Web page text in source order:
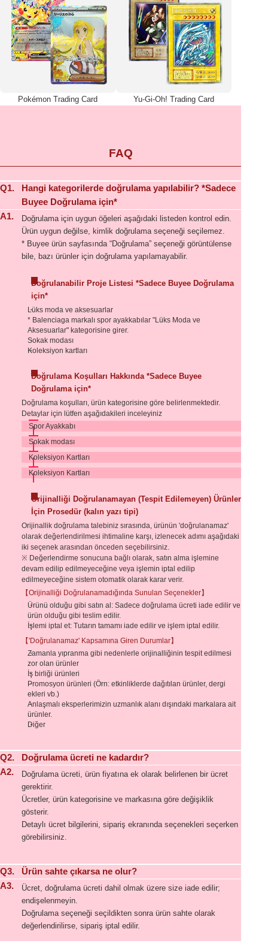
Pokémon Trading Card Yu-Gi-Oh! Trading Card
FAQ
Q1.
Hangi kategorilerde doğrulama yapılabilir? *Sadece
Buyee Doğrulama için*
A1.
Doğrulama için uygun öğeleri aşağıdaki listeden kontrol edin.
Ürün uygun değilse, kimlik doğrulama seçeneği seçilemez.
* Buyee ürün sayfasında “Doğrulama” seçeneği görüntülense
bile, bazı ürünler için doğrulama yapılamayabilir.
Doğrulanabilir Proje Listesi *Sadece Buyee Doğrulama
için*
Lüks moda ve aksesuarlar
* Balenciaga markalı spor ayakkabılar "Lüks Moda ve
Aksesuarlar" kategorisine girer.
Sokak modası
Koleksiyon kartları
Doğrulama Koşulları Hakkında *Sadece Buyee
Doğrulama için*
Doğrulama koşulları, ürün kategorisine göre belirlenmektedir.
Detaylar için lütfen aşağıdakileri inceleyiniz
Spor Ayakkabı
Sokak modası
Koleksiyon Kartları
Koleksiyon Kartları
Orijinalliği Doğrulanamayan (Tespit Edilemeyen) Ürünler
İçin Prosedür (kalın yazı tipi)
Orijinallik doğrulama talebiniz sırasında, ürünün 'doğrulanamaz'
olarak değerlendirilmesi ihtimaline karşı, izlenecek adımı aşağıdaki
iki seçenek arasından önceden seçebilirsiniz.
※ Değerlendirme sonucuna bağlı olarak, satın alma işlemine
devam edilip edilmeyeceğine veya işlemin iptal edilip
edilmeyeceğine sistem otomatik olarak karar verir.
【Orijinalliği Doğrulanamadığında Sunulan Seçenekler】
Ürünü olduğu gibi satın al: Sadece doğrulama ücreti iade edilir ve
ürün olduğu gibi teslim edilir.
İşlemi iptal et: Tutarın tamamı iade edilir ve işlem iptal edilir.
【'Doğrulanamaz' Kapsamına Giren Durumlar】
Zamanla yıpranma gibi nedenlerle orijinalliğinin tespit edilmesi
zor olan ürünler
İş birliği ürünleri
Promosyon ürünleri (Örn: etkinliklerde dağıtılan ürünler, dergi
ekleri vb.)
Anlaşmalı eksperlerimizin uzmanlık alanı dışındaki markalara ait
ürünler.
Diğer
Q2.
Doğrulama ücreti ne kadardır?
A2.
Doğrulama ücreti, ürün fiyatına ek olarak belirlenen bir ücret
gerektirir.
Ücretler, ürün kategorisine ve markasına göre değişiklik
gösterir.
Detaylı ücret bilgilerini, sipariş ekranında seçenekleri seçerken
görebilirsiniz.
Q3.
Ürün sahte çıkarsa ne olur?
A3.
Ücret, doğrulama ücreti dahil olmak üzere size iade edilir;
endişelenmeyin.
Doğrulama seçeneği seçildikten sonra ürün sahte olarak
değerlendirilirse, sipariş iptal edilir.